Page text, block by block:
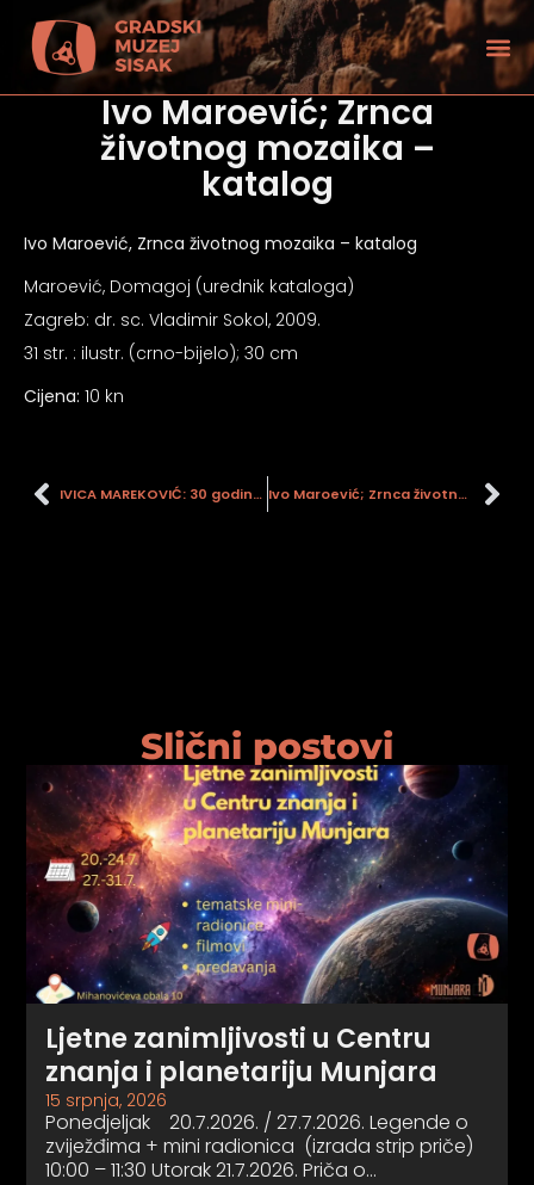
Ivo Maroević; Zrnca
životnog mozaika –
katalog
Ivo Maroević, Zrnca životnog mozaika – katalog
Maroević, Domagoj (urednik kataloga)
Zagreb: dr. sc. Vladimir Sokol, 2009.
31 str. : ilustr. (crno-bijelo); 30 cm
Cijena: 10 kn
IVICA MAREKOVIĆ: 30 godina stvaralaštva Ivo Maroević; Zrnca životnog mozaika – monografija
Slični postovi
Ljetne zanimljivosti u Centru
znanja i planetariju Munjara
15 srpnja, 2026
Ponedjeljak 20.7.2026. / 27.7.2026. Legende o
zviježđima + mini radionica (izrada strip priče)
10:00 – 11:30 Utorak 21.7.2026. Priča o…